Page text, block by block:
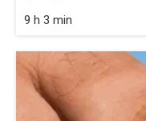
9 h 3 min